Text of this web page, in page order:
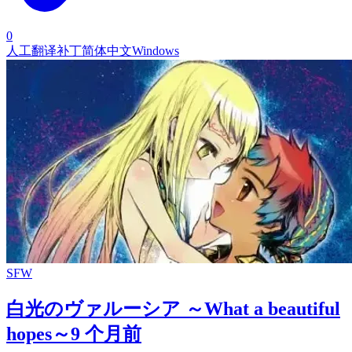
0
人工翻译补丁简体中文Windows
SFW
白光のヴァルーシア ～What a beautiful
hopes～9 个月前